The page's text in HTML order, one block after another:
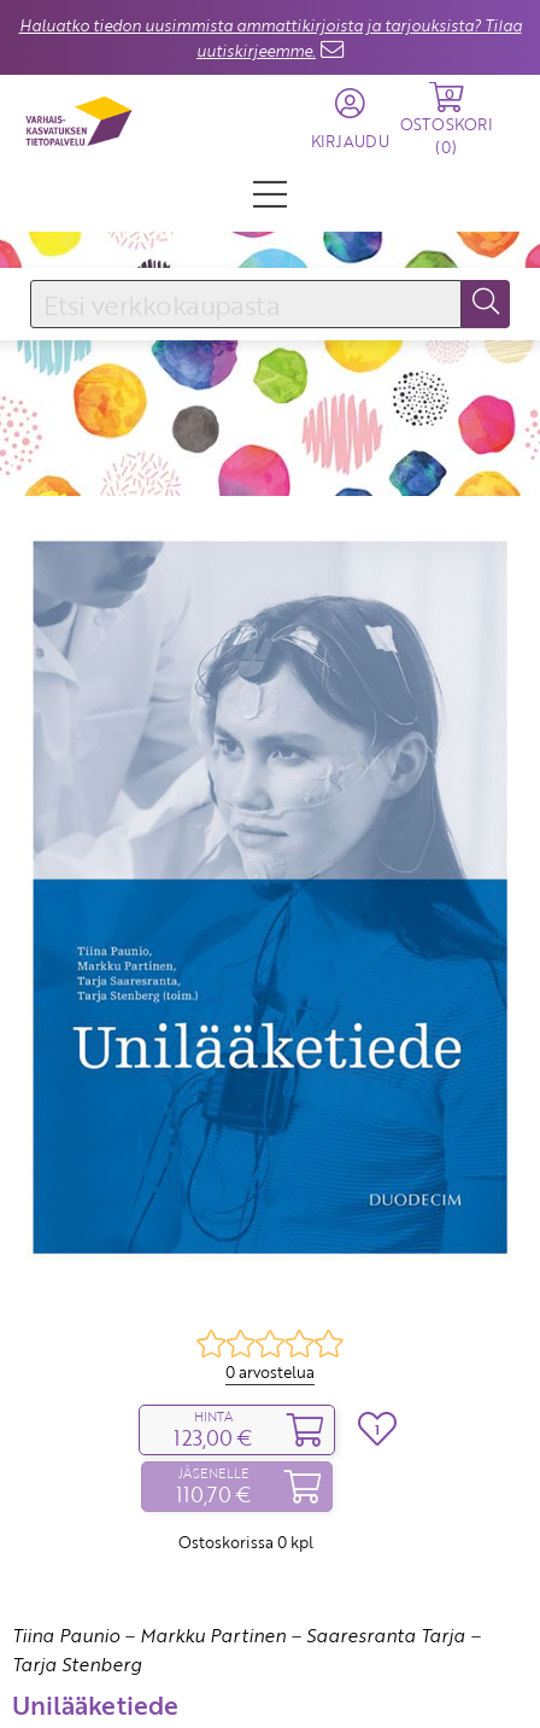
Haluatko tiedon uusimmista ammattikirjoista ja tarjouksista? Tilaa
uutiskirjeemme.
KIRJAUDU
0
OSTOSKORI
(0)
KIRJAUDU SISÄÄN
Käyttäjätunnus
Salasana
KIRJAUDU SISÄÄN
Etkö ole vielä Varhaiskasvatuksen Tietopalvelun
Liity tästä!
0 arvostelua
HINTA
123,00 €
JÄSENELLE
110,70 €
Ostoskorissa 0 kpl
1
Tiina Paunio – Markku Partinen –Saaresranta Tarja –
Tarja Stenberg
Unilääketiede